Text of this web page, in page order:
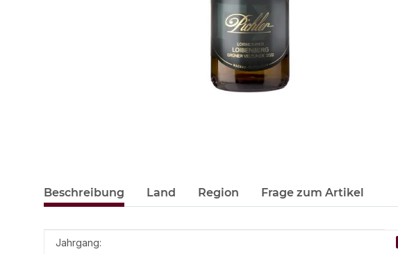
Beschreibung Land Region Frage zum Artikel
Produkteigenschaft
Wert
Jahrgang: